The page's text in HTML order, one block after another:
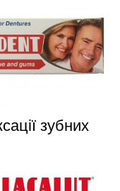
зубних